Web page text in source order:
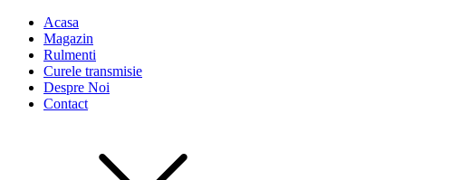
Acasa
Magazin
Rulmenti
Curele transmisie
Despre Noi
Contact